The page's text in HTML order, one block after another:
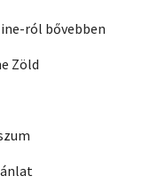
ról bővebben
Zöld